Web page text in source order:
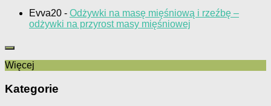
Evva20 - Odżywki na masę mięśniową i rzeźbę –
odżywki na przyrost masy mięśniowej
Więcej
Kategorie